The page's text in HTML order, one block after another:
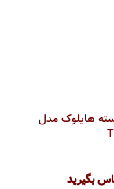
هایلوک مدل
بگیرید